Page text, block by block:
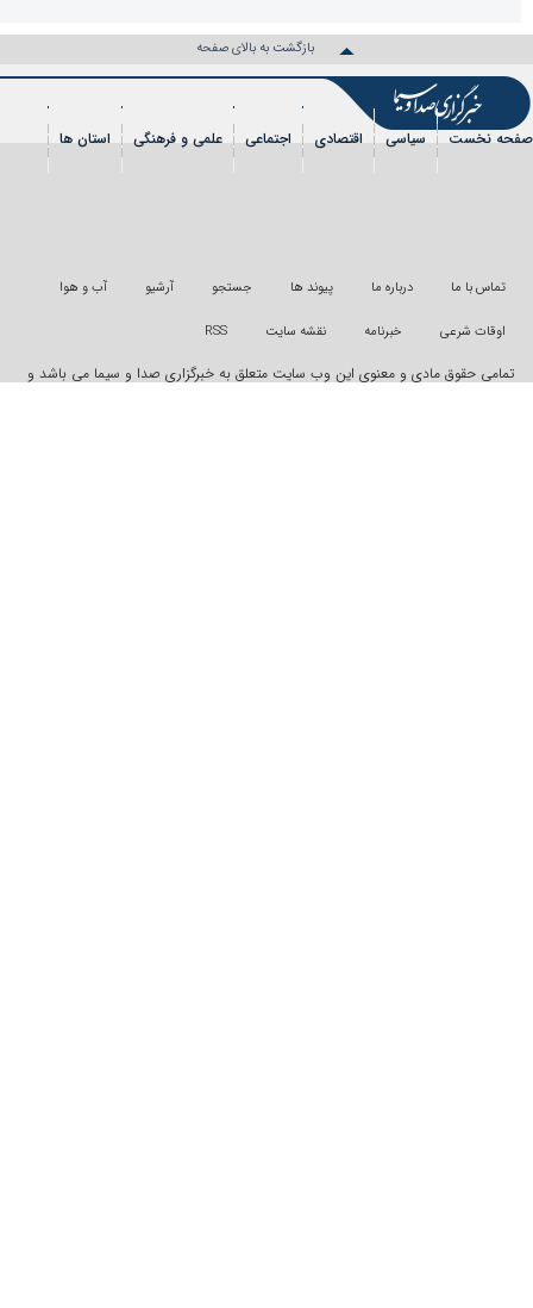
بازگشت به بالای صفحه
سیاسی اقتصادی اجتماعی علمی و فرهنگی استان ها
درباره ما پیوند ها جستجو آرشیو آب و هوا
خبرنامه نقشه سایت RSS
و معنوی این وب سایت متعلق به خبرگزاری صدا و سیما می باشد و